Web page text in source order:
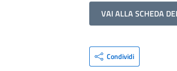
VAI ALLA SCHEDA
Condividi